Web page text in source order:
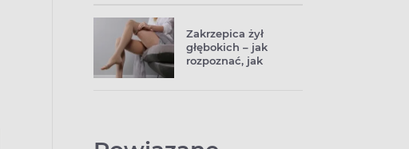
Zakrzepica żył
głębokich – jak
rozpoznać, jak